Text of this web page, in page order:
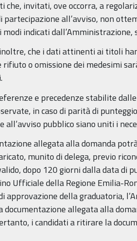
che, invitati, ove occorra, a
partecipazione all’avviso, non
indicati dall’Amministrazione,
che i dati attinenti ai titoli
rifiuto o omissione dei medesimi
e precedenze stabilite
in caso di parità di
all’avviso pubblico siano uniti i
allegata alla domanda
munito di delega, previo
dopo 120 giorni dalla data di
Ufficiale della Regione Emilia-
approvazione della graduatoria,
documentazione allegata alla
i candidati a ritirare la